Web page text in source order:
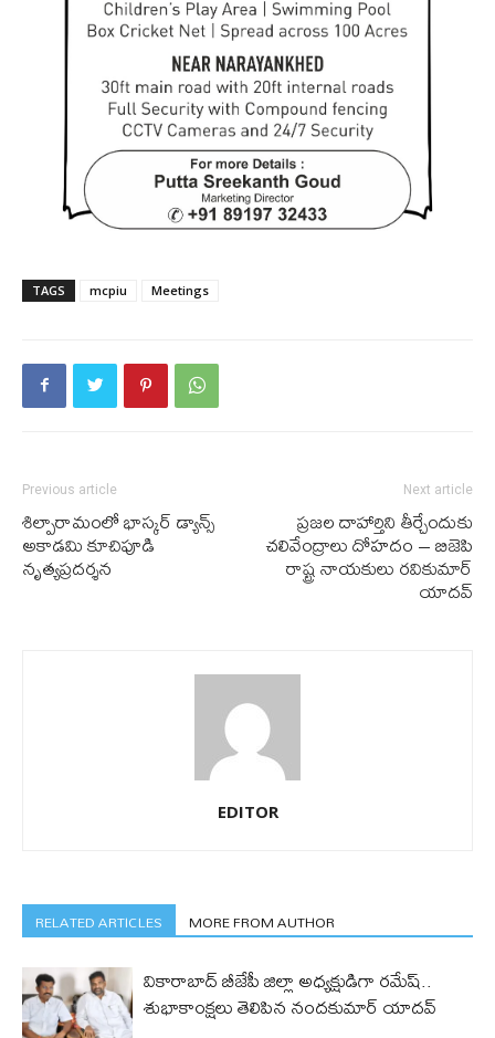
TAGS mcpiu Meetings
Previous article
శిల్పారామంలో భాస్కర్ డ్యాన్స్
అకాడమి కూచిపూడి
నృత్యప్రదర్శన
Next article
ప్రజల దాహార్తిని తీర్చేందుకు
చలివేంద్రాలు దోహదం – బిజెపి
రాష్ట్ర నాయకులు రవికుమార్
యాదవ్
EDITOR
RELATED ARTICLES MORE FROM AUTHOR
వికారాబాద్ బీజేపీ జిల్లా అధ్యక్షుడిగా రమేష్‌..
శుభాకాంక్షలు తెలిపిన నందకుమార్ యాదవ్